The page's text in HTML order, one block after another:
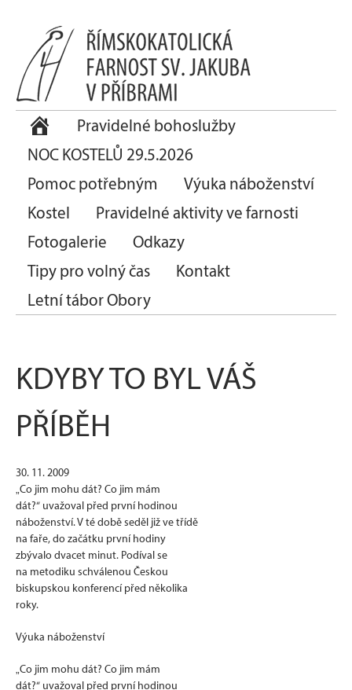
Pravidelné bohoslužby
NOC KOSTELŮ 29.5.2026
Pomoc potřebným
Výuka náboženství
Kostel
Pravidelné aktivity ve farnosti
Fotogalerie
Odkazy
Tipy pro volný čas
Kontakt
Letní tábor Obory
KDYBY TO BYL VÁŠ
PŘÍBĚH
30. 11. 2009
„Co jim mohu dát? Co jim mám
dát?“ uvažoval před první hodinou
náboženství. V té době seděl již ve třídě
na faře, do začátku první hodiny
zbývalo dvacet minut. Podíval se
na metodiku schválenou Českou
biskupskou konferencí před několika
roky.
Výuka náboženství
„Co jim mohu dát? Co jim mám
dát?“ uvažoval před první hodinou